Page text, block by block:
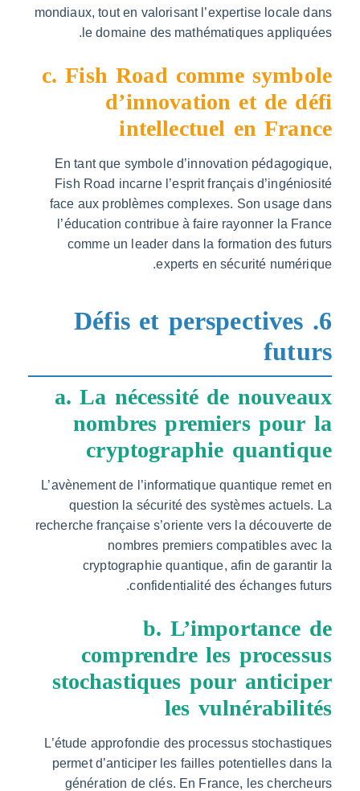
mondiaux, tout en valorisant l’expertise
le domaine des mathématiques
c. Fish Road comme
d’innovation et de
intellectuel en
En tant que symbole d’innovation
Fish Road incarne l’esprit français
face aux problèmes complexes. Son
l’éducation contribue à faire rayonner la
comme un leader dans la formation des
experts en sécurité
6. Défis et
a. La nécessité de
nombres premiers
cryptographie
L’avènement de l’informatique quantique
question la sécurité des systèmes
recherche française s’oriente vers la
nombres premiers compatibles
cryptographie quantique, afin de
confidentialité des échanges
b.
comprendre les
stochastiques pour
les
L’étude approfondie des processus
permet d’anticiper les failles potentielles
génération de clés. En France, les